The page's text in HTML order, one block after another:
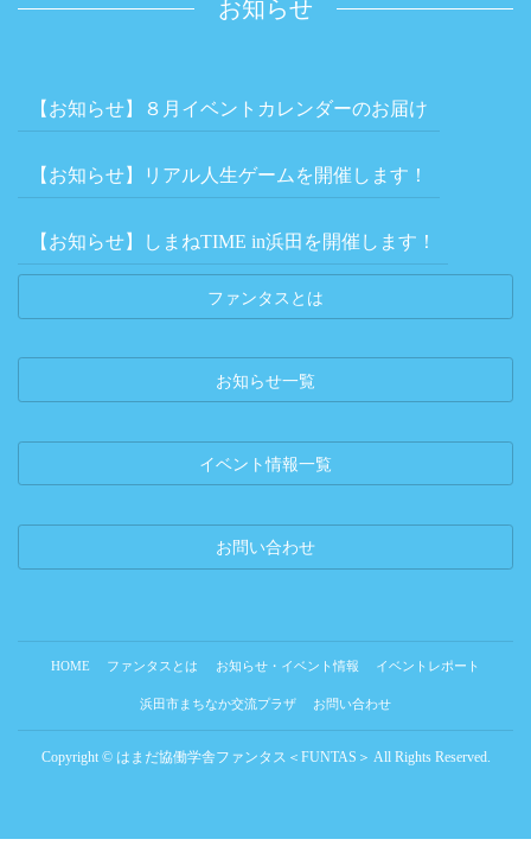
お知らせ
【お知らせ】８月イベントカレンダーのお届け
【お知らせ】リアル人生ゲームを開催します！
【お知らせ】しまねTIME in浜田を開催します！
ファンタスとは
お知らせ一覧
イベント情報一覧
お問い合わせ
HOME ファンタスとは お知らせ・イベント情報 イベントレポート
浜田市まちなか交流プラザ お問い合わせ
Copyright © はまだ協働学舎ファンタス＜FUNTAS＞ All Rights Reserved.